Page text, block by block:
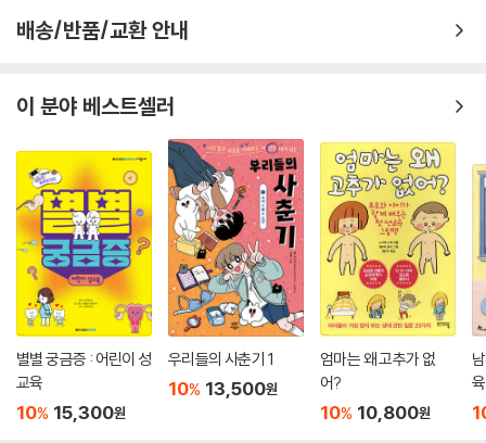
배송/반품/교환 안내
이 분야 베스트셀러
별별 궁금증 : 어린이 성
교육
10% 15,300원
우리들의 사춘기 1
10% 13,500원
엄마는 왜 고추가 없
어?
10% 10,800원